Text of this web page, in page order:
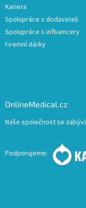
Kariera
Spolupráce s dodavateli
Spolupráce s influencery
Firemní dárky
OnlineMedical.cz
Naše společnost se
Podporujeme: